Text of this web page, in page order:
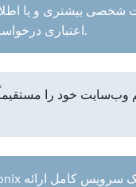
شخصی بیشتری و یا
اعتباری درخواست نمی‌شود.
وب‌سایت خود را